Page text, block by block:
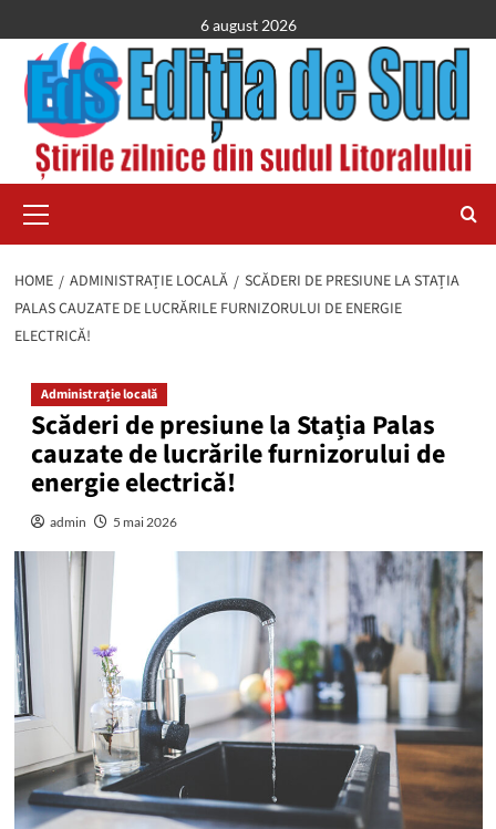
to
content
6 august 2026
Menu
HOME ADMINISTRAȚIE LOCALĂ
SCĂDERI DE PRESIUNE LA STAȚIA
PALAS CAUZATE DE LUCRĂRILE FURNIZORULUI DE ENERGIE
ELECTRICĂ!
Administrație locală
Scăderi de presiune la Stația Palas
cauzate de lucrările furnizorului de
energie electrică!
admin 5 mai 2026